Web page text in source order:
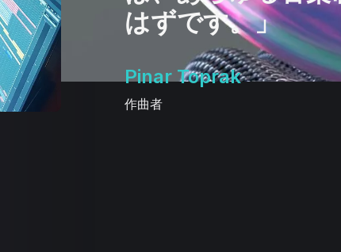
はずです。」
Pinar Toprak
作曲者